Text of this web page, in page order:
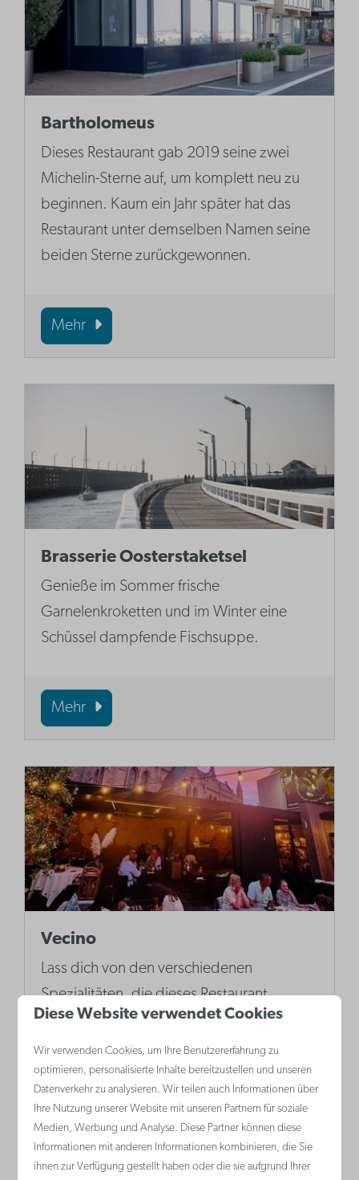
Bartholomeus
Dieses Restaurant gab 2019 seine zwei
Michelin-Sterne auf, um komplett neu zu
beginnen. Kaum ein Jahr später hat das
Restaurant unter demselben Namen seine
beiden Sterne zurückgewonnen.
Mehr
Brasserie Oosterstaketsel
Genieße im Sommer frische
Garnelenkroketten und im Winter eine
Schüssel dampfende Fischsuppe.
Mehr
Vecino
Lass dich von den verschiedenen
Spezialitäten, die dieses Restaurant
serviert, verführen. Wähle selbst deine
kleinen Sharing-Gerichte oder entscheide
dich für ein Überraschungsmenü und
genieße das gemütliche Interieur und die
umfangreiche Getränkekarte.
Diese Website verwendet Cookies
Wir verwenden Cookies, um Ihre Benutzererfahrung zu
optimieren, personalisierte Inhalte bereitzustellen und unseren
Datenverkehr zu analysieren. Wir teilen auch Informationen über
Ihre Nutzung unserer Website mit unseren Partnern für soziale
Medien, Werbung und Analyse. Diese Partner können diese
Informationen mit anderen Informationen kombinieren, die Sie
ihnen zur Verfügung gestellt haben oder die sie aufgrund Ihrer